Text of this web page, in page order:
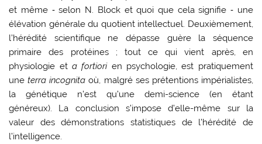
et même ‑ selon N. Block et quoi que cela signifie ‑ une
élévation générale du quotient intellectuel. Deuxièmement,
l’hérédité scientifique ne dépasse guère la séquence
primaire des protéines ; tout ce qui vient après, en
physiologie et a fortiorien psychologie, est pratiquement
uneterra incognita où, malgré ses prétentions impérialistes,
la génétique n’est qu’une demi-science (en étant
généreux). La conclusion s’impose d’elle-même sur la
valeur des démonstrations statistiques de l’hérédité de
l’intelligence.